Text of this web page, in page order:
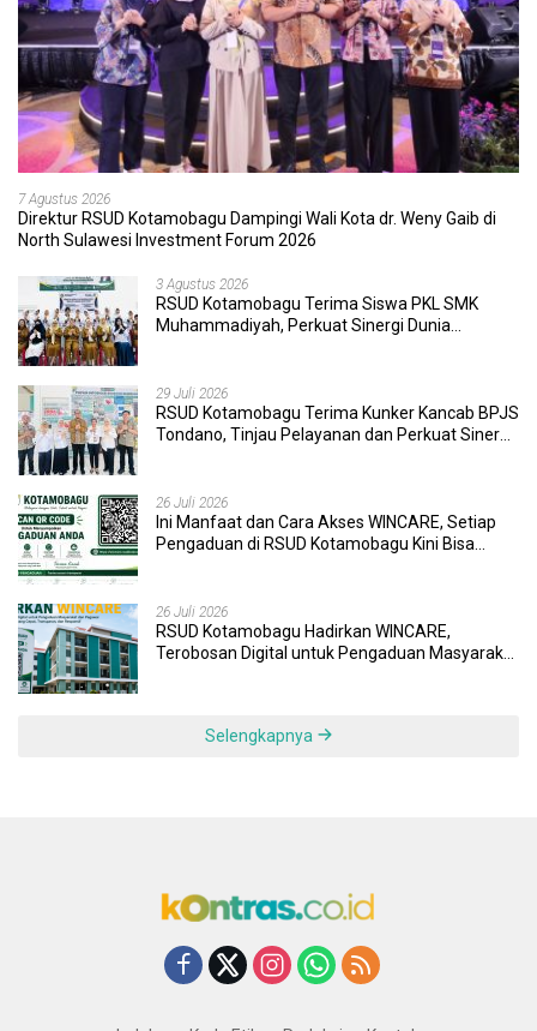
7 Agustus 2026
Direktur RSUD Kotamobagu Dampingi Wali Kota dr. Weny Gaib di
North Sulawesi Investment Forum 2026
3 Agustus 2026
RSUD Kotamobagu Terima Siswa PKL SMK
Muhammadiyah, Perkuat Sinergi Dunia
29 Juli 2026
RSUD Kotamobagu Terima Kunker Kancab BPJS
Tondano, Tinjau Pelayanan dan Perkuat Sinergi
26 Juli 2026
Ini Manfaat dan Cara Akses WINCARE, Setiap
Pengaduan di RSUD Kotamobagu Kini Bisa
26 Juli 2026
RSUD Kotamobagu Hadirkan WINCARE,
Terobosan Digital untuk Pengaduan Masyarakat
Selengkapnya